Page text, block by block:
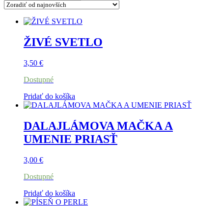
ŽIVÉ SVETLO
3,50 €
Dostupné
Pridať do košíka
DALAJLÁMOVA MAČKA A
UMENIE PRIASŤ
3,00 €
Dostupné
Pridať do košíka